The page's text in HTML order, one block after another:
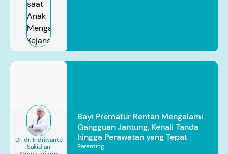
Dr. dr. Indriwanto
Sakidjan
Bayi Prematur Rentan Mengalami
Gangguan Jantung, Kenali Tanda
hingga Perawatan yang Tepat
Parenting